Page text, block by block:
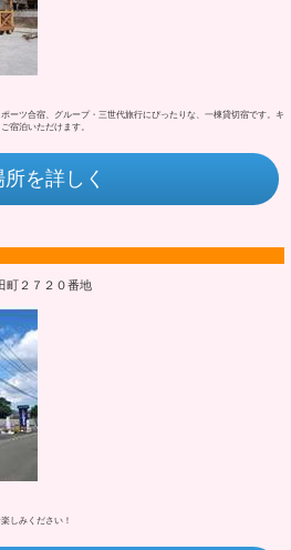
ーツ合宿、グループ・三世代旅行にぴったりな、一棟貸切宿です。キ
宿泊いただけます。
所を詳しく
町２７２０番地
しみください！